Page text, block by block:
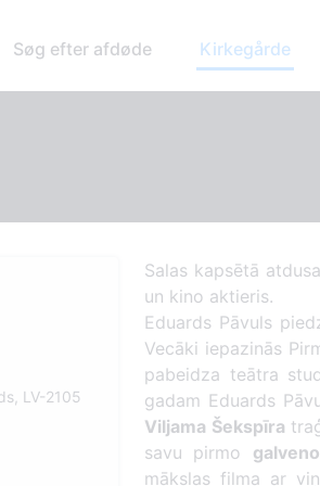
Søg efter afdøde Kirkegårde
LV-2105
Salas kapsētā
un kino aktieris.
Eduards Pāvuls
Vecāki iepazinās
pabeidza teātra
gadam Eduards
Viljama Šekspīra
savu pirmo
mākslas filma ar